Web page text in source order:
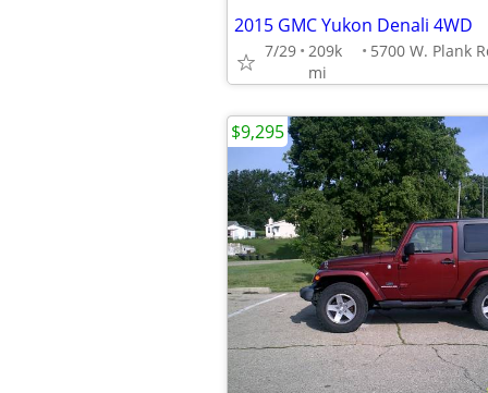
2015 GMC Yukon Denali 4WD
7/29 209k
mi
$9,295